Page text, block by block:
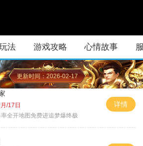
法 游戏攻略 心情故事
更新时间：2026-02-17
/17日
全开地图免费进追梦爆终极
详情